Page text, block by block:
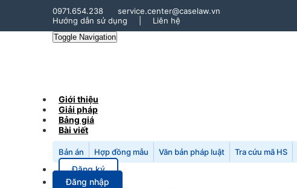
0971.654.238
service.center@caselaw.vn
Hướng dẫn sử dụng
Liên hệ
Toggle Navigation
Giới thiệu
Giải pháp
Bảng giá
Bài viết
Bản án Hợp đồng mẫu Văn bản pháp luật Tra cứu mã HS
Đăng ký
Đăng nhập